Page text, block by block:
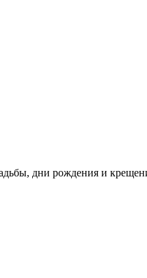
дни рождения и